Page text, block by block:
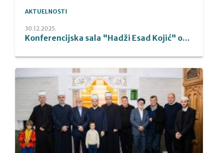
AKTUELNOSTI
30.12.2025.
Konferencijska sala "Hadži Esad Kojić" o...